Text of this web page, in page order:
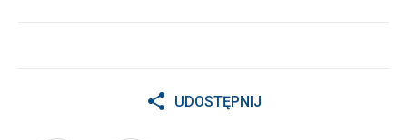
UDOSTĘPNIJ